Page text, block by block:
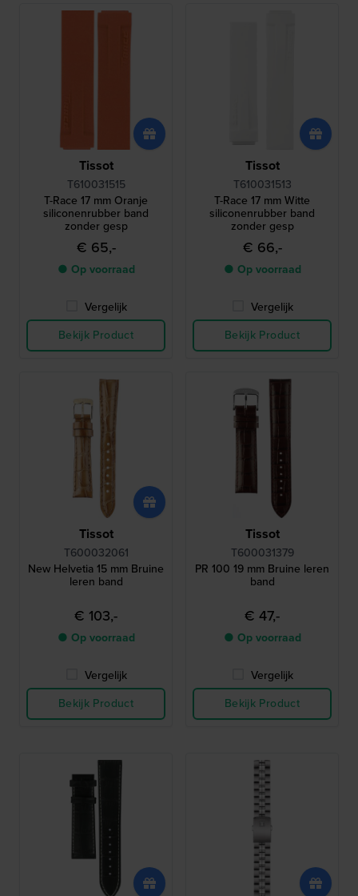
Tissot
T610031515
T-Race 17 mm Oranje
siliconenrubber band
zonder gesp
€ 65,-
● Op voorraad
Vergelijk
Bekijk Product
Tissot
T610031513
T-Race 17 mm Witte
siliconenrubber band
zonder gesp
€ 66,-
● Op voorraad
Vergelijk
Bekijk Product
Tissot
T600032061
New Helvetia 15 mm Bruine
leren band
€ 103,-
● Op voorraad
Vergelijk
Bekijk Product
Tissot
T600031379
PR 100 19 mm Bruine leren
band
€ 47,-
● Op voorraad
Vergelijk
Bekijk Product